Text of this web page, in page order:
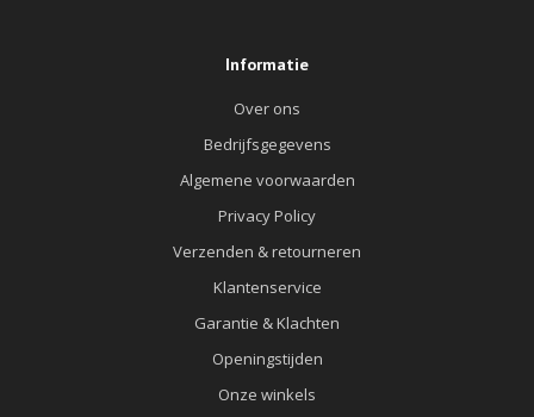
Informatie
Over ons
Bedrijfsgegevens
Algemene voorwaarden
Privacy Policy
Verzenden & retourneren
Klantenservice
Garantie & Klachten
Openingstijden
Onze winkels